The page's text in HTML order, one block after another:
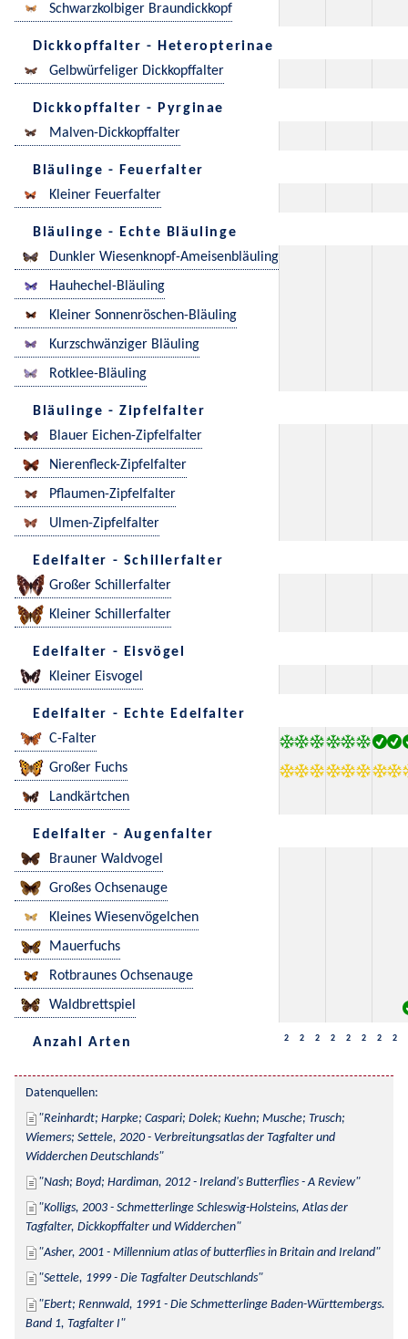
Schwarzkolbiger Braundickkopf
Dickkopffalter - Heteropterinae
Gelbwürfeliger Dickkopffalter
Dickkopffalter - Pyrginae
Malven-Dickkopffalter
Bläulinge - Feuerfalter
Kleiner Feuerfalter
Bläulinge - Echte Bläulinge
Dunkler Wiesenknopf-Ameisenbläuling
Hauhechel-Bläuling
Kleiner Sonnenröschen-Bläuling
Kurzschwänziger Bläuling
Rotklee-Bläuling
Bläulinge - Zipfelfalter
Blauer Eichen-Zipfelfalter
Nierenfleck-Zipfelfalter
Pflaumen-Zipfelfalter
Ulmen-Zipfelfalter
Edelfalter - Schillerfalter
Großer Schillerfalter
Kleiner Schillerfalter
Edelfalter - Eisvögel
Kleiner Eisvogel
Edelfalter - Echte Edelfalter
C-Falter
Großer Fuchs
Landkärtchen
Edelfalter - Augenfalter
Brauner Waldvogel
Großes Ochsenauge
Kleines Wiesenvögelchen
Mauerfuchs
Rotbraunes Ochsenauge
Waldbrettspiel
Anzahl Arten 2 2 2 2 2 2 2 2
Datenquellen:
Reinhardt; Harpke; Caspari; Dolek; Kuehn; Musche; Trusch;
Wiemers; Settele, 2020 - Verbreitungsatlas der Tagfalter und
Widderchen Deutschlands
Nash; Boyd; Hardiman, 2012 - Ireland's Butterflies - A Review
Kolligs, 2003 - Schmetterlinge Schleswig-Holsteins, Atlas der
Tagfalter, Dickkopffalter und Widderchen
Asher, 2001 - Millennium atlas of butterflies in Britain and Ireland
Settele, 1999 - Die Tagfalter Deutschlands
Ebert; Rennwald, 1991 - Die Schmetterlinge Baden-Württembergs.
Band 1, Tagfalter I